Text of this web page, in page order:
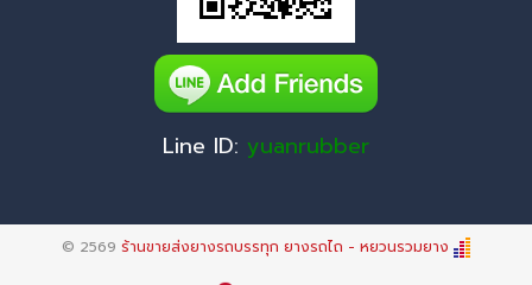
Line ID: yuanrubber
© 2569 ร้านขายส่งยางรถบรรทุก ยางรถไถ - หยวนรวมยาง